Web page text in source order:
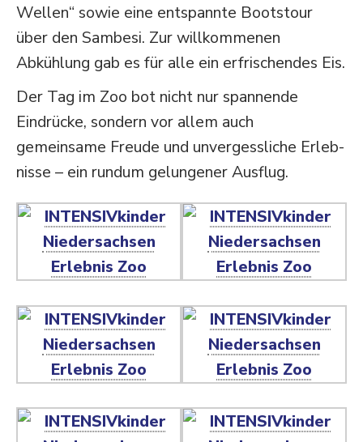
Wellen“ sowie eine entspannte Bootstour
über den Sambesi. Zur willkom­menen
Abkühlung gab es für alle ein erfri­schendes Eis.
Der Tag im Zoo bot nicht nur spannende
Eindrücke, sondern vor allem auch
gemeinsame Freude und unver­gess­liche Erleb­
nisse – ein rundum gelun­gener Ausflug.